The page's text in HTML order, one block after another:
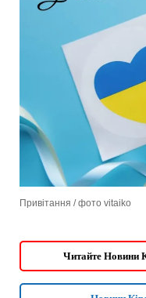
Привітання / фото vitaiko
Читайте Новини